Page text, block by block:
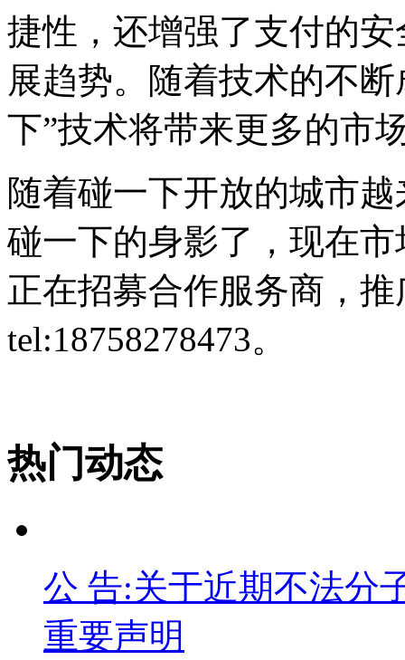
捷性，还增强了支付的
展趋势。随着技术的不
下”技术将带来更多的市
随着碰一下开放的城市
碰一下的身影了，现在
正在招募合作服务商，
tel:18758278473。
热门动态
公 告:关于近期不法分
重要声明